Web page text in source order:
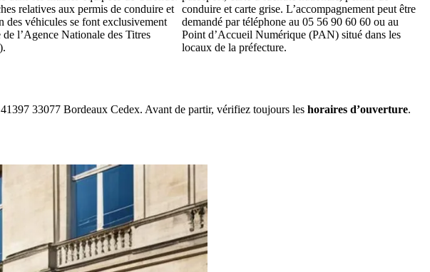
relatives aux permis de conduire et
des véhicules se font exclusivement
l’Agence Nationale des Titres
conduire et carte grise. L’accompagnement peut être
demandé par téléphone au 05 56 90 60 60 ou au
Point d’Accueil Numérique (PAN) situé dans les
locaux de la préfecture.
33077 Bordeaux Cedex. Avant de partir, vérifiez toujours les horaires d’ouverture.